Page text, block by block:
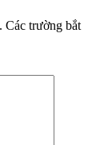
Các trường bắt